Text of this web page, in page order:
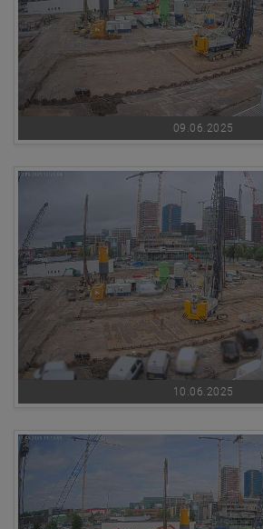
09.06.2025
10.06.2025